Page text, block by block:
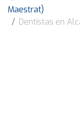
Maestrat)
Dentistas en